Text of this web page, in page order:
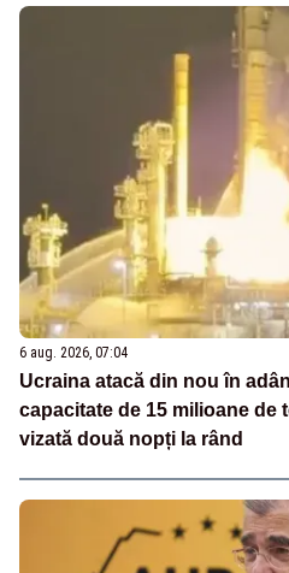
6 aug. 2026, 07:04
Ucraina atacă din nou în
capacitate de 15 milioane de
vizată două nopți la rând